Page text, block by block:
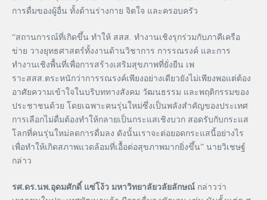
การดื่มของผู้อื่น ทั้งด้านร่างกาย จิตใจ และครอบครัว
“สถานการณ์ที่เกิดขึ้น ทำให้ สสส. ทำงานเชิงรุกร่วมกับภาคีเครือ
ข่าย วางยุทธศาสตร์ทั้งงานด้านวิชาการ การรณรงค์ และการ
ทำงานเชิงพื้นที่เพื่อการสร้างเสริมสุขภาพที่ยั่งยืน เพ
ราะสสส.ตระหนักว่าการรณรงค์เพียงอย่างเดียวยังไม่เพียงพอแต่ต้อง
อาศัยความเข้าใจในบริบททางสังคม วัฒนธรรม และพฤติกรรมของ
ประชาชนด้วย โดยเฉพาะคนรุ่นใหม่ซึ่งเป็นพลังสำคัญของประเทศ
การเลือกไม่ดื่มต้องทำให้กลายเป็นกระแสเชิงบวก สอดรับกับกระแส
โลกที่คนรุ่นใหม่ลดการดื่มลง ดังนั้นเราจะต่อยอดกระแสนี้อย่างไร
เพื่อทำให้เกิดสภาพแวดล้อมที่เอื้อต่อสุขภาพมากยิ่งขึ้น” นายวิเชษฐ์
กล่าว
รศ.ดร.นพ.อุดมศักดิ์ แซ่โง้ว มหาวิทยาลัยวลัยลักษณ์ กล่าวว่า